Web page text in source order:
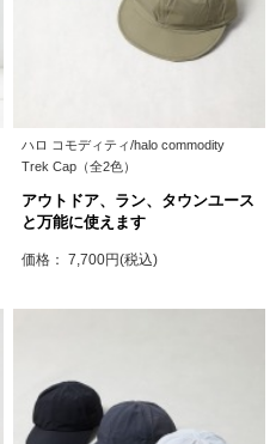
ハロ コモディティ/halo commodity
Trek Cap（全2色）
アウトドア、ラン、タウンユース
と万能に使えます
価格： 7,700円(税込)